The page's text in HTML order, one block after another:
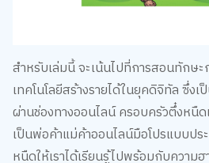
ผ่านช่องทางออนไลน์ ครอบครัวตึ๋งหนืดเ
เป็นพ่อค้าแม่ค้าออนไลน์มือโปรแบบป
หนืดให้เราได้เรียนรู้ไปพร้อมกับความฮ
ไฮไลท์ประจำเล่ม